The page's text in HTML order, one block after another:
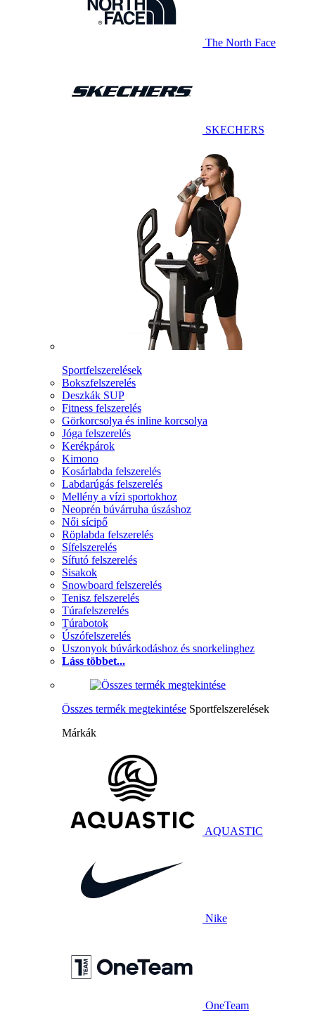
The North Face
SKECHERS
Sportfelszerelések
Bokszfelszerelés
Deszkák SUP
Fitness felszerelés
Görkorcsolya és inline korcsolya
Jóga felszerelés
Kerékpárok
Kimono
Kosárlabda felszerelés
Labdarúgás felszerelés
Mellény a vízi sportokhoz
Neoprén búvárruha úszáshoz
Női sícipő
Röplabda felszerelés
Sífelszerelés
Sífutó felszerelés
Sisakok
Snowboard felszerelés
Tenisz felszerelés
Túrafelszerelés
Túrabotok
Úszófelszerelés
Uszonyok búvárkodáshoz és snorkelinghez
Láss többet...
Összes termék megtekintése Sportfelszerelések
Márkák
AQUASTIC
Nike
OneTeam